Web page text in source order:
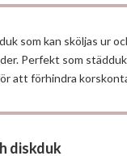
som kan sköljas ur
Perfekt som
att förhindra
diskduk